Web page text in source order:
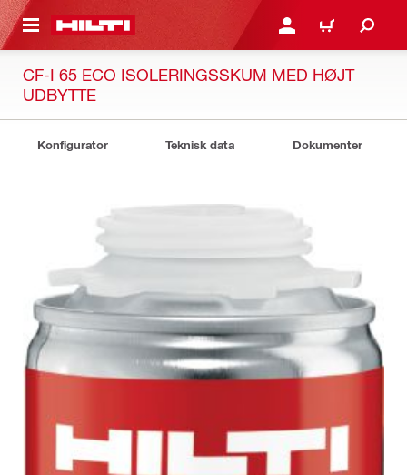
HOVEDINDHOLD LOG IND ELLER
INDKØBSKURV
CF-I 65 ECO ISOLERINGSSKUM MED HØJT
UDBYTTE
Konfigurator Teknisk data Dokumenter